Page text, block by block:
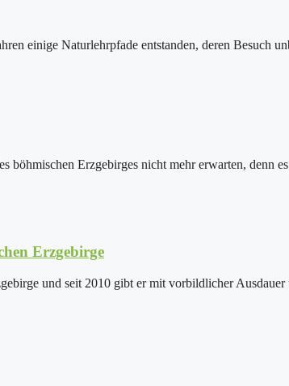
einige Naturlehrpfade entstanden, deren Besuch
Erzgebirges nicht mehr erwarten, denn
Erzgebirge
und seit 2010 gibt er mit vorbildlicher Ausdauer